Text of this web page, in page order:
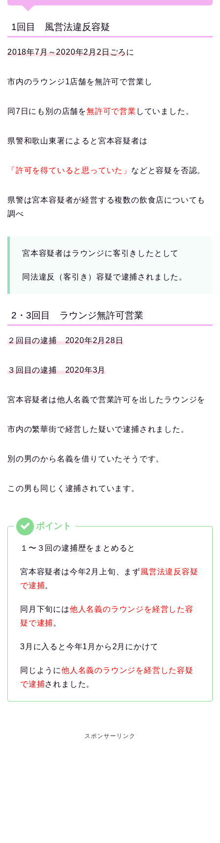
1回目 風営法違反容疑
2018年7月～2020年2月2日ごろに
市内のラウンジ1店舗を無許可で営業し
同7日にも別の店舗を無許可で営業 していました。
県警和歌山東署によると宮本容疑者は
「許可を得ていると思っていた」 などと容疑を否認。
県警は宮本容疑者が経営する複数の飲食店についても
調べ
宮本容疑者はラウンジに客引きしたとして
同法違反（客引き）容疑で逮捕されました。
2・3回目 ラウンジ無許可営業
２回目の逮捕 2020年2月28日
３回目の逮捕 2020年3月
宮本容疑者は他人名義で営業許可を出したラウンジを
市内の繁華街で経営した疑いで逮捕されました。
別の男のから名義を借りていたそうです。
この男も同じく逮捕されています。
１〜３回の逮捕歴をまとめると
宮本容疑者は今年2月上旬、まず風営法違反容疑
で逮捕。
同月下旬には他人名義のラウンジを経営した容
疑で逮捕。
3月に入ると今年1月から2月にかけて
同じように他人名義のラウンジを経営した容疑
で逮捕されました。
スポンサーリンク